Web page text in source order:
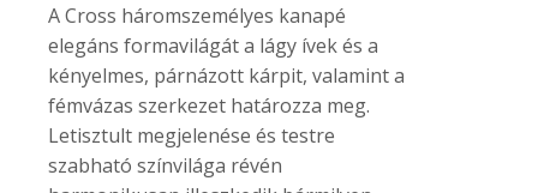
A Cross háromszemélyes kanapé
elegáns formavilágát a lágy ívek és a
kényelmes, párnázott kárpit, valamint a
fémvázas szerkezet határozza meg.
Letisztult megjelenése és testre
szabható színvilága révén